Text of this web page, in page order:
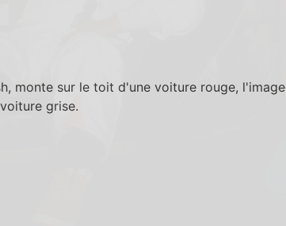
monte sur le toit d'une voiture rouge, l'image
grise.